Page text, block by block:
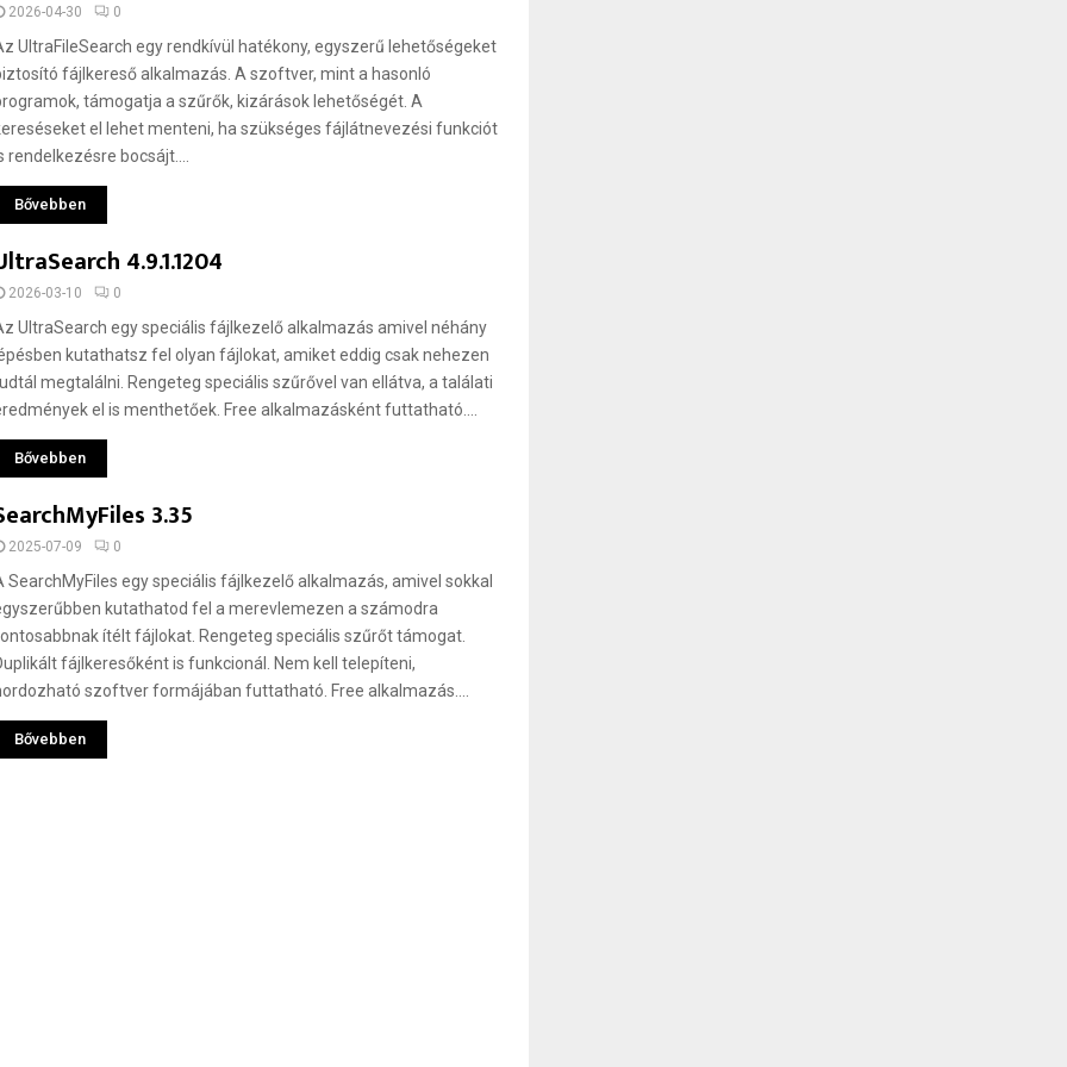
2026-04-30 0
UltraFileSearch egy rendkívül hatékony, egyszerű lehetőségeket
fájlkereső alkalmazás. A szoftver, mint a hasonló
támogatja a szűrők, kizárások lehetőségét. A
el lehet menteni, ha szükséges fájlátnevezési funkciót
rendelkezésre bocsájt....
Bővebben
4.9.1.1204
2026-03-10 0
UltraSearch egy speciális fájlkezelő alkalmazás amivel néhány
kutathatsz fel olyan fájlokat, amiket eddig csak nehezen
megtalálni. Rengeteg speciális szűrővel van ellátva, a találati
el is menthetőek. Free alkalmazásként futtatható....
Bővebben
3.35
2025-07-09 0
SearchMyFiles egy speciális fájlkezelő alkalmazás, amivel sokkal
kutathatod fel a merevlemezen a számodra
ítélt fájlokat. Rengeteg speciális szűrőt támogat.
fájlkeresőként is funkcionál. Nem kell telepíteni,
szoftver formájában futtatható. Free alkalmazás....
Bővebben